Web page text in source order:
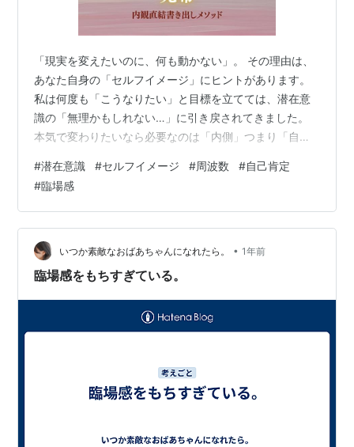
「現実を変えたいのに、何も動かない」。 その理由は、
あなた自身の「セルフイメージ」にヒントがあります。
私は何度も「こうなりたい」と目標を立てては、潜在意
識の「無理かもしれない…」に引き戻されてきました。
本気で変わりたいなら必要なのは「内側」つまり「自分
「給料を上げる」という目標があっても、「自分には、
その価値はないかも」と思い込んでいると、 無意識のう
ちに「今まで通り」の選択ばかりを繰り返します。 逆
に、「自信に溢れている自分」「もう叶った自分」に、
最も臨場感を持ってなりきる。 五感を総括して「もう大
丈夫」と体感できたとき、潜在意識の「現実を…
#潜在意識 #セルフイメージ #周波数 #自己肯定
#臨場感
いつか素敵なおばあちゃんになれたら。 • 1年前
臨場感をもちすぎている。